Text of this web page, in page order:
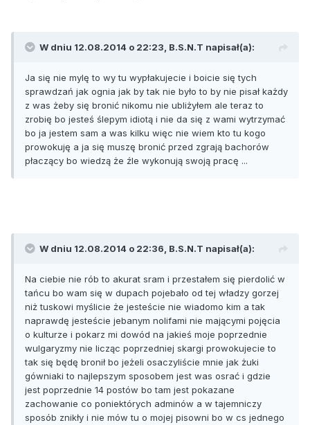
W dniu 12.08.2014 o 22:23, B.S.N.T napisał(a):
Ja się nie mylę to wy tu wypłakujecie i boicie się tych
sprawdzań jak ognia jak by tak nie było to by nie pisał każdy
z was żeby się bronić nikomu nie ubliżyłem ale teraz to
zrobię bo jesteś ślepym idiotą i nie da się z wami wytrzymać
bo ja jestem sam a was kilku więc nie wiem kto tu kogo
prowokuję a ja się muszę bronić przed zgrają bachorów
płaczący bo wiedzą że źle wykonują swoją pracę ...
W dniu 12.08.2014 o 22:36, B.S.N.T napisał(a):
Na ciebie nie rób to akurat sram i przestałem się pierdolić w
tańcu bo wam się w dupach pojebało od tej władzy gorzej
niż tuskowi myślicie że jesteście nie wiadomo kim a tak
naprawdę jesteście jebanym nolifami nie mającymi pojęcia
o kulturze i pokarz mi dowód na jakieś moje poprzednie
wulgaryzmy nie licząc poprzedniej skargi prowokujecie to
tak się będę bronił bo jeżeli osaczyliście mnie jak żuki
gówniaki to najlepszym sposobem jest was osrać i gdzie
jest poprzednie 14 postów bo tam jest pokazane
zachowanie co poniektórych adminów a w tajemniczy
sposób znikły i nie mów tu o mojej pisowni bo w cs jednego